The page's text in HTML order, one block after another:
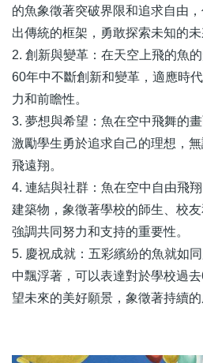
的魚象徵著突破界限和追求自由
出傳統的框架，勇敢探索未知的未
2. 創新與變革：在天空上飛的魚
60年中不斷創新和變革，適應時
力和前瞻性。
3. 夢想與希望：魚在空中飛舞的
激勵學生勇於追求自己的理想，
飛遠翔。
4. 連結與社群：魚在空中自由飛
建築物，象徵著學校的師生、校
強調共同努力和支持的重要性。
5. 慶祝成就：五彩繽紛的魚就如
中飄浮著，可以表達對於學校過
望未來的美好願景，象徵著持續的